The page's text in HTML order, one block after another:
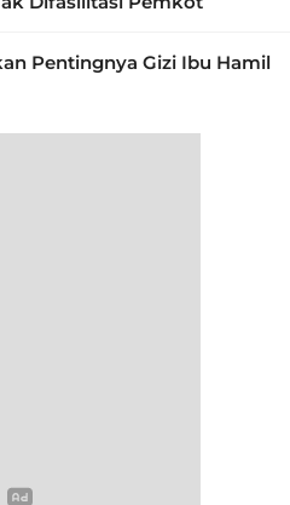
Pentingnya Gizi Ibu Hamil